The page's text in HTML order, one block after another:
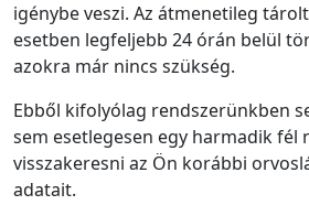
igénybe veszi. Az átmenetileg
esetben legfeljebb 24 órán belül
azokra már nincs szükség.
Ebből kifolyólag rendszerünkben
sem esetlegesen egy harmadik fél
visszakeresni az Ön korábbi
adatait.